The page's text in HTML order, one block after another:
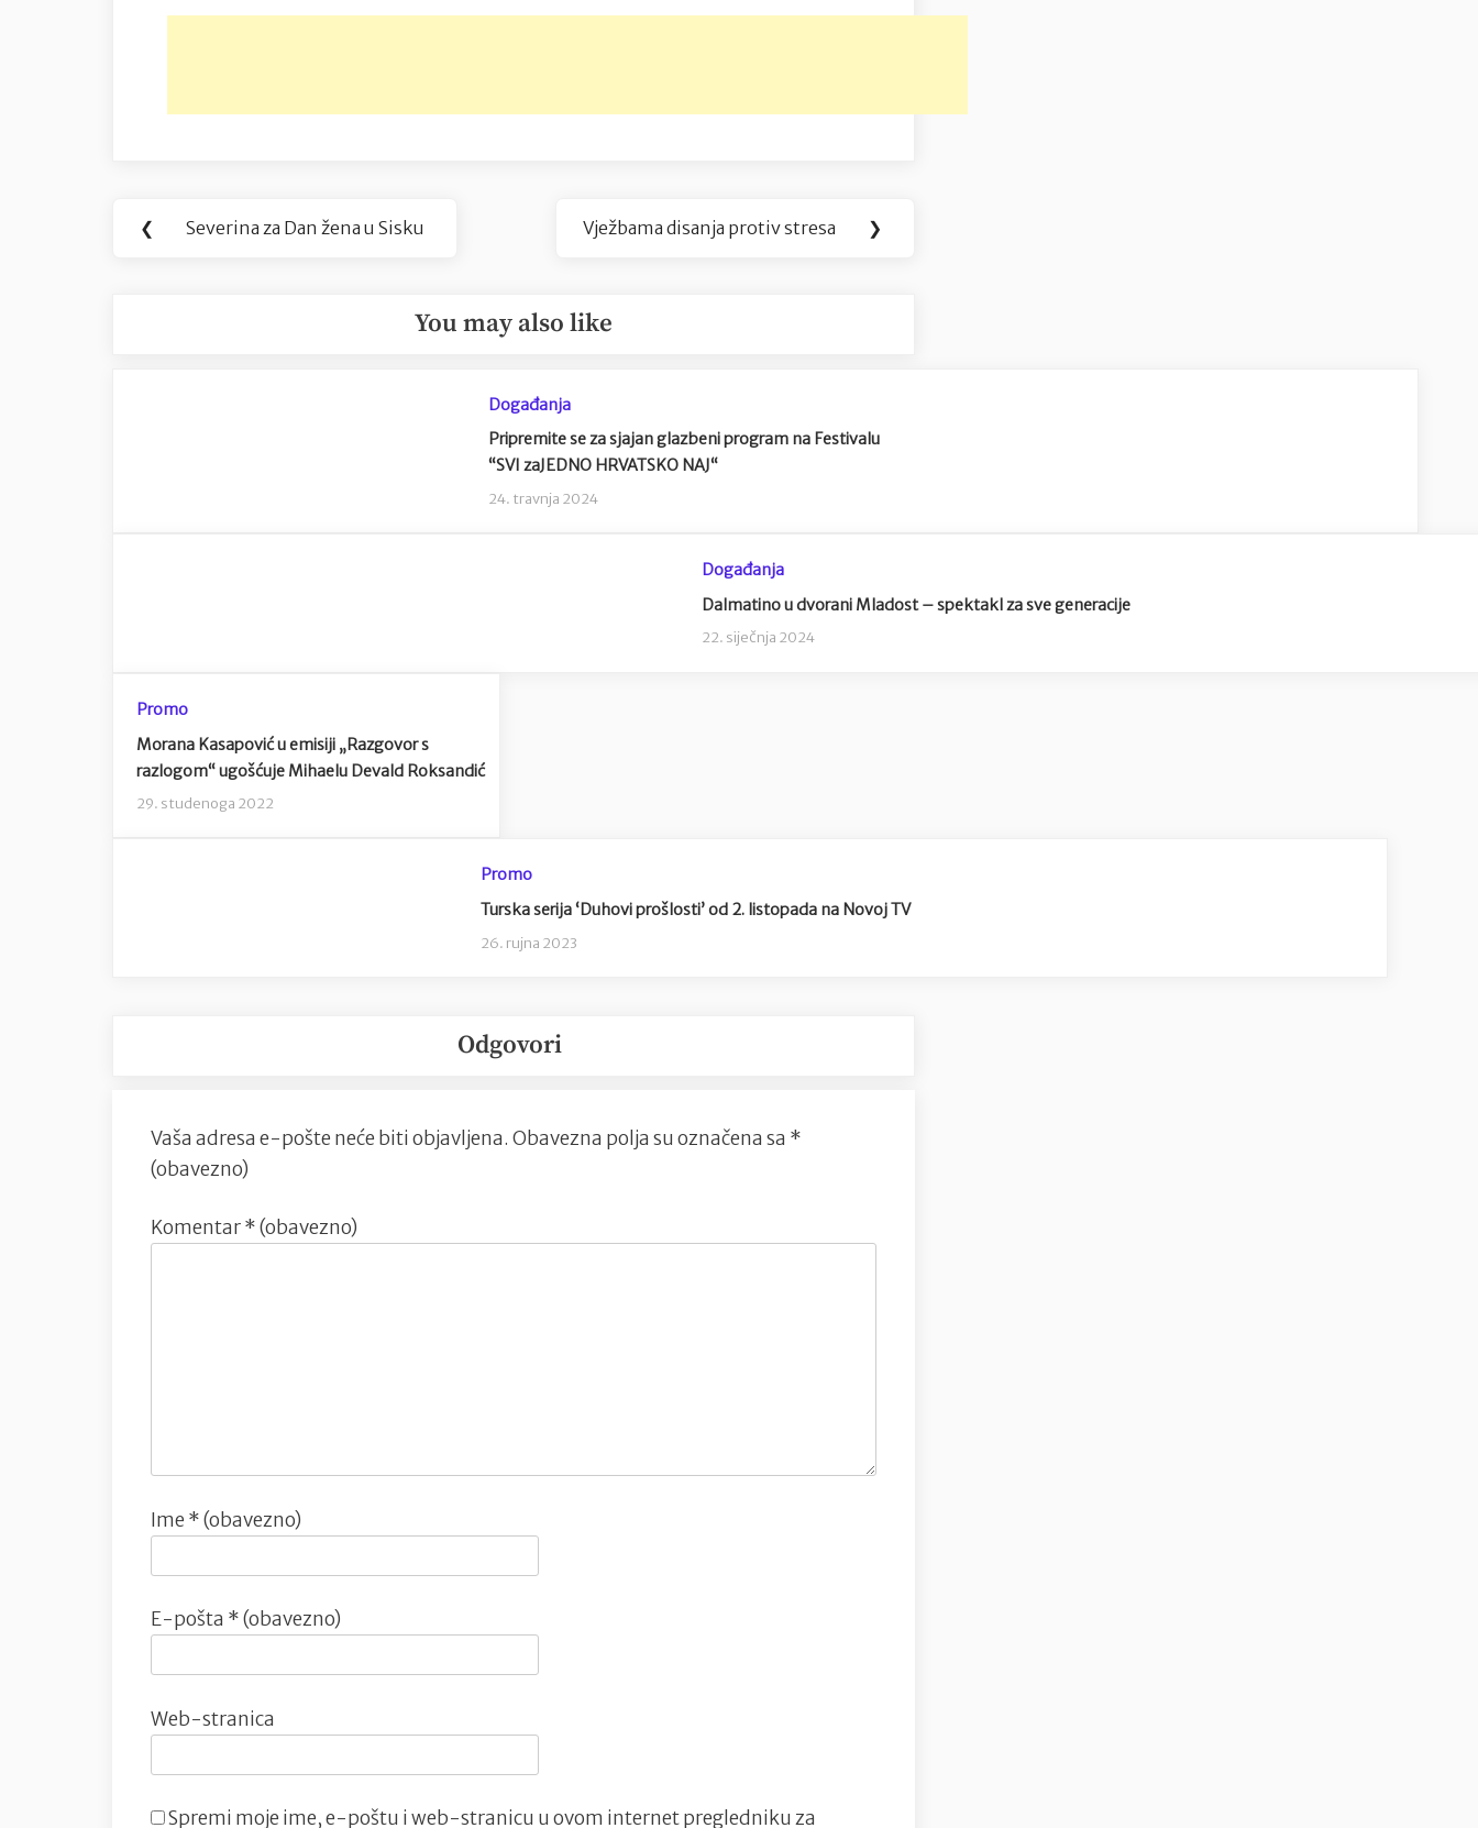
Navigacija
❮
Previous
Severina za Dan žena u Sisku
Next
Vježbama disanja protiv stresa ❯
You may also like
Događanja
Pripremite se za sjajan glazbeni program na Festivalu
“SVI zaJEDNO HRVATSKO NAJ“
24. travnja 2024
Događanja
Dalmatino u dvorani Mladost – spektakl za sve generacije
22. siječnja 2024
Promo
Morana Kasapović u emisiji „Razgovor s
razlogom“ ugošćuje Mihaelu Devald Roksandić
29. studenoga 2022
Promo
Turska serija ‘Duhovi prošlosti’ od 2. listopada na Novoj TV
26. rujna 2023
Odgovori
Vaša adresa e-pošte neće biti objavljena. Obavezna polja su označena sa *
(obavezno)
Komentar* (obavezno)
Ime * (obavezno)
E-pošta * (obavezno)
Web-stranica
Spremi moje ime, e-poštu i web-stranicu u ovom internet pregledniku za